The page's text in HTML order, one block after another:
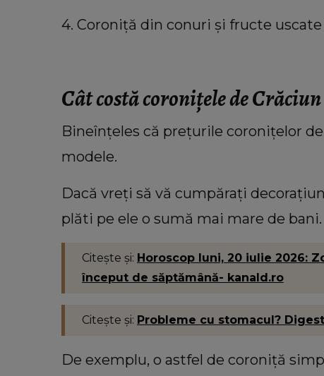
4. Coroniță din conuri și fructe uscate
Cât costă coronițele de Crăciun
Bineînțeles că prețurile coronițelor
modele.
Dacă vreți să vă cumpărați
plăti pe ele o sumă mai mare de bani.
Citește și: Horoscop luni, 20 iulie 2026:
început de săptămână- kanald.ro
Citește și: Probleme cu stomacul?
De exemplu, o astfel de coroniță